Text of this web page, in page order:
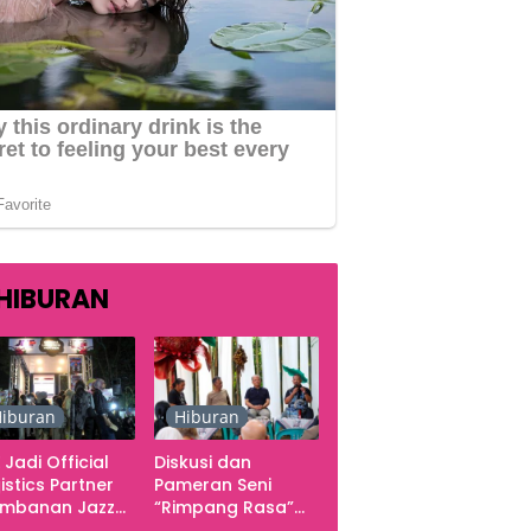
Jadi Official
Partner
Jazz
Hiburan
Diskusi dan
Pameran Seni
“Rimpang Rasa”